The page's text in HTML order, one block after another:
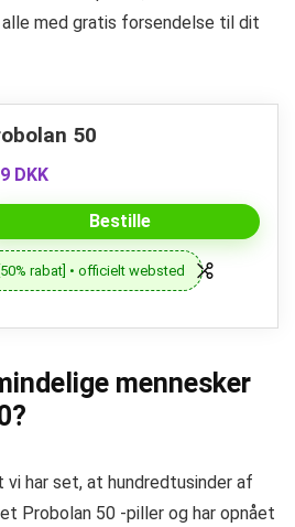
med gratis forsendelse til dit
50
DKK
Bestille
[50% rabat] • officielt websted
mennesker
har set, at hundredtusinder af
Probolan 50 -piller og har opnået